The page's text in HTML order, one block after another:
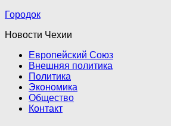
Городок
Новости Чехии
Европейский Союз
Внешняя политика
Политика
Экономика
Общество
Контакт